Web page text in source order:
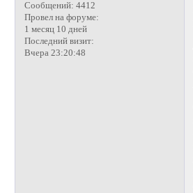
Сообщений: 4412
Провел на форуме:
1 месяц 10 дней
Последний визит:
Вчера 23:20:48